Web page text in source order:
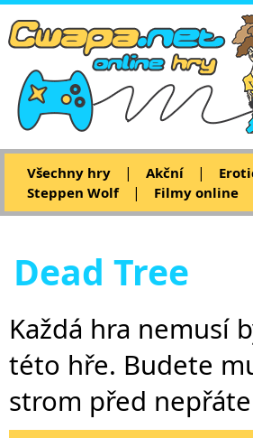
Všechny hry | Akční |
Steppen Wolf
| Filmy online
Dead Tree
Každá hra nemusí
této hře. Budete
strom před